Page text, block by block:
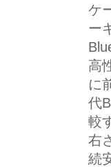
ケ
ー
高
に
代
較
右
続